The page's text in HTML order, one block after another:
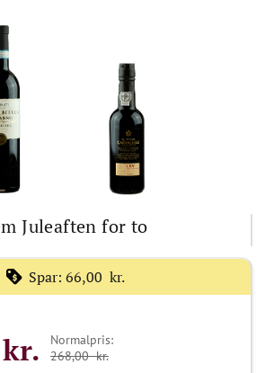
Spar: 66,00 kr.
Juleaften for to
Normalpris:
268,00 kr.